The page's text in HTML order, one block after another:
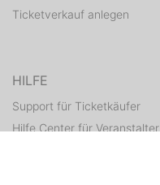
Ticketverkauf anlegen
HILFE
Support für Ticketkäufer
Hilfe Center für Veranstalter